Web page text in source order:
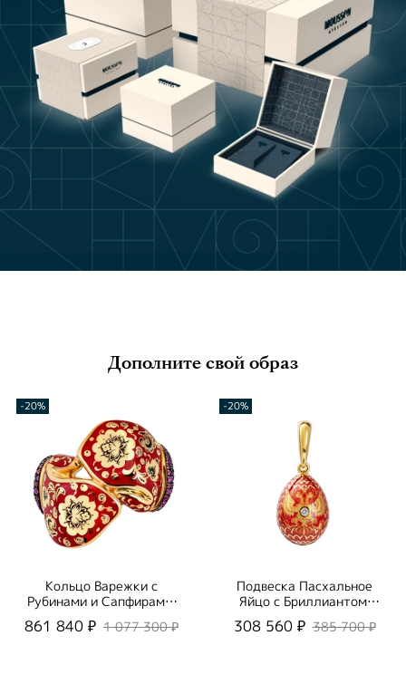
Дополните свой образ
-20%
Кольцо Варежки с
Рубинами и Сапфирами,
Эмаль, R0096-1/5
861 840 ₽ 1 077 300 ₽
-20%
Подвеска Пасхальное
Яйцо с Бриллиантом,
Эмаль P0095-1/1
308 560 ₽ 385 700 ₽